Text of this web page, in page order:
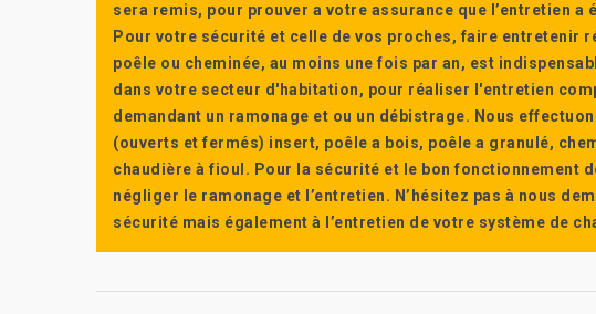
sera remis, pour prouver a votre assurance que l’entretien a
Pour votre sécurité et celle de vos proches, faire entretenir
poêle ou cheminée, au moins une fois par an, est
dans votre secteur d'habitation, pour réaliser l'entretien
demandant un ramonage et ou un débistrage. Nous
(ouverts et fermés) insert, poêle a bois, poêle a granulé,
chaudière à fioul. Pour la sécurité et le bon fonctionnement
négliger le ramonage et l’entretien. N’hésitez pas à nous
sécurité mais également à l’entretien de votre système de